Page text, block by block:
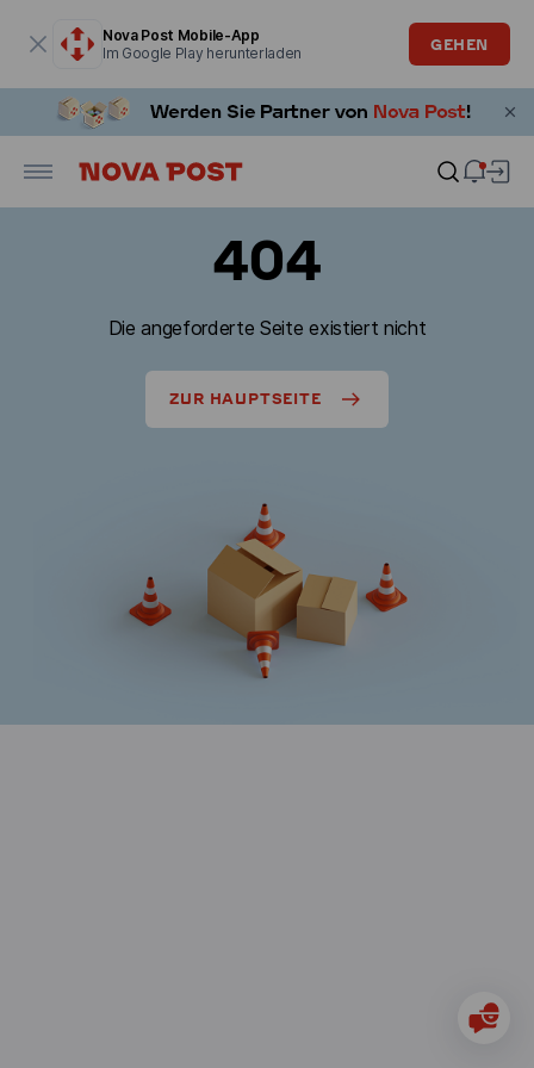
Nova Post Mobile-App
Im Google Play herunterladen
GEHEN
404
Die angeforderte Seite existiert nicht
ZUR HAUPTSEITE